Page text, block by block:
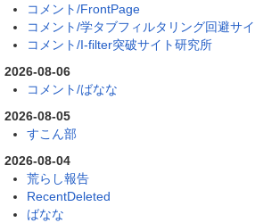
コメント/FrontPage
コメント/学タブフィルタリング回避サ
コメント/I-filter突破サイト研究所
2026-08-06
コメント/ばなな
2026-08-05
すこん部
2026-08-04
荒らし報告
RecentDeleted
ばなな